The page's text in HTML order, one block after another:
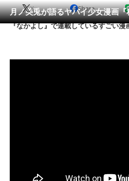
会員記事
AI活用のいまが分かる
月ノ美兎が語るヤバイ少女漫画
X Share
『なかよし』で連載しているすごい漫